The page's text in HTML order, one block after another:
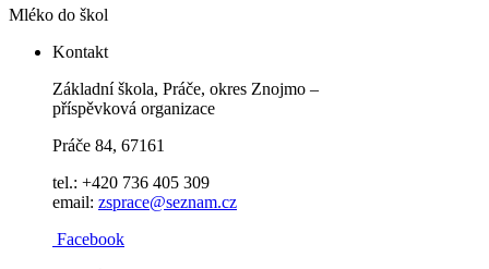
Mléko do škol
Kontakt
Základní škola, Práče, okres Znojmo –
příspěvková organizace
Práče 84, 67161
tel.: +420 736 405 309
email: zsprace@seznam.cz
Facebook